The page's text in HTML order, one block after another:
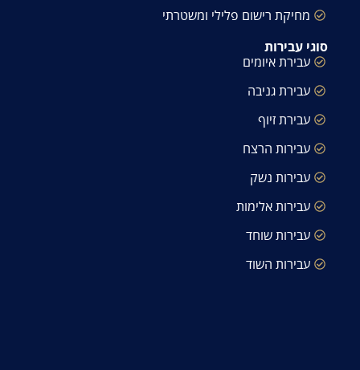
מחיקת רישום פלילי ומשטרתי
סוגי עבירות
עבירת איומים
עבירת גניבה
עבירת זיוף
עבירות הרצח
עבירות נשק
עבירות אלימות
עבירות שוחד
עבירות השוד